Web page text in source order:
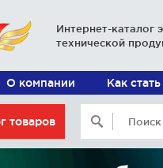
Интернет-каталог
технической
О компании Как
товаров